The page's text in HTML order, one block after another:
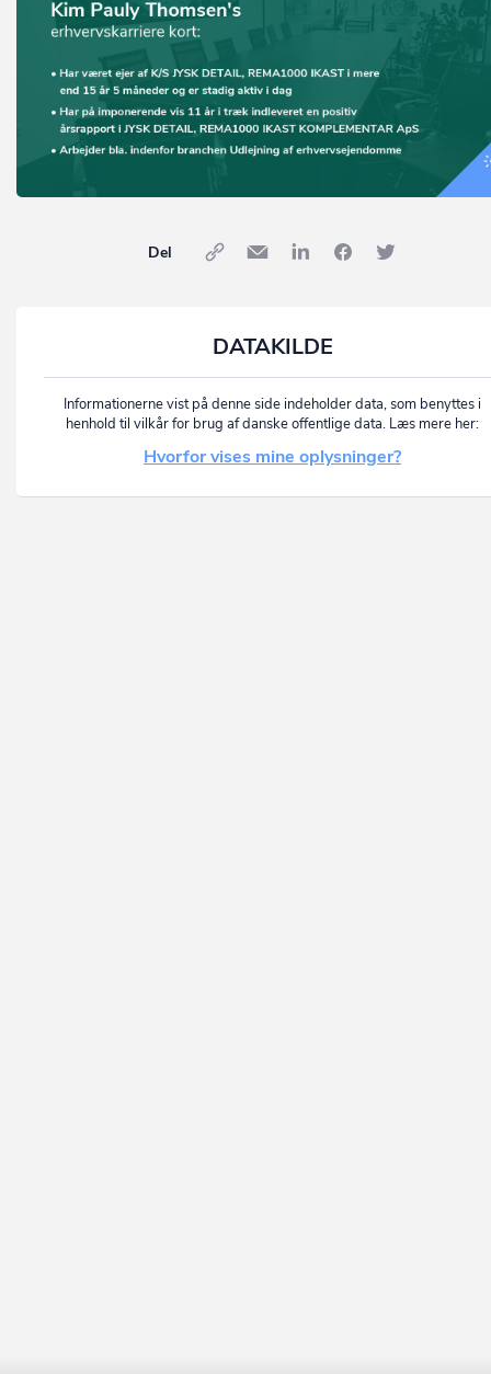
Del
DATAKILDE
Informationerne vist på denne side indeholder data, som benyttes i
henhold til vilkår for brug af danske offentlige data. Læs mere her:
Hvorfor vises mine oplysninger?